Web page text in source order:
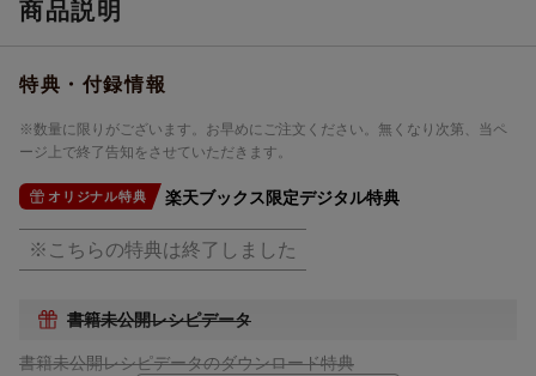
商品説明
特典・付録情報
※数量に限りがございます。お早めにご注文ください。無くなり次第、当ペ
ージ上で終了告知をさせていただきます。
オリジナル特典 楽天ブックス限定デジタル特典
※こちらの特典は終了しました
書籍未公開レシピデータ
書籍未公開レシピデータのダウンロード特典